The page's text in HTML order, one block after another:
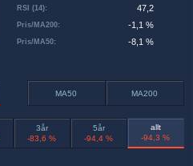
Pris/MA200: -1,1 %
RSI (14): 47,2
Pris/MA50: -8,1 %
MA50 MA200
3år
-83,6 %
5år
-94,4 %
allt
-94,3 %